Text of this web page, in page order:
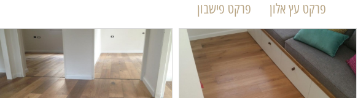
פרקט עץ אלון פרקט פישבון